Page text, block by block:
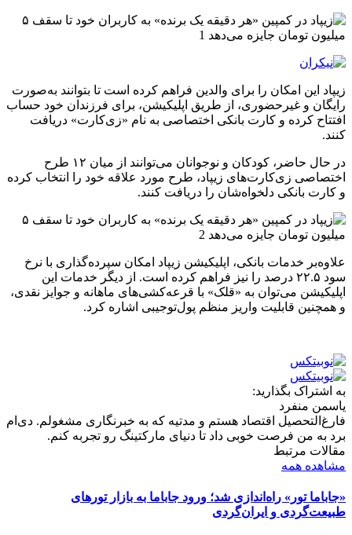
زیپاد این امکان را برای والدین فراهم کرده است تا بتوانند به‌صورت
رایگان و غیرحضوری، از طریق اپلیکیشن، برای فرزندان خود حساب
افتتاح کرده و کارت بانکی اختصاصی به نام «زی‌کارت» دریافت
کنند.
در حال حاضر، کودکان و نوجوانان می‌توانند از میان ۱۲ طرح
اختصاصی زی‌کارت‌های زیپاد، طرح مورد علاقه خود را انتخاب کرده
و کارت بانکی دلخواه‌شان را دریافت کنند.
علاوه‌بر خدمات بانکی، اپلیکیشن زیپاد امکان سپرده‌گذاری با نرخ
سود ۲۲.۵ درصد را نیز فراهم کرده است.
از دیگر خدمات این
اپلیکیشن می‌توان به «قلک» با قرعه‌کشی‌های ماهانه و جوایز نقدی،
و همچنین قابلیت واریز منظم پول‌توجیبی اشاره کرد.
به اشتراک بگذارید:
یاسمن منفرد
فارغ‌التحصیل اقتصاد هستم و مدتیه که به خبرنگاری مشغولم. دی‌ام
برد به من فرصت خوبی داد تا دنیای مارکتینگ رو تجربه کنم.
مقالات مرتبط
مشاهده همه
«جاباما تور» راه‌اندازی شد؛ ورود جاباما به بازار تورهای
طبیعت‌گردی و ایران‌گردی